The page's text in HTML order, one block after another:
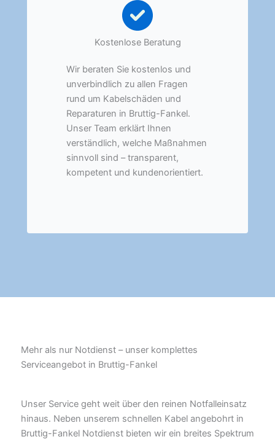
Kostenlose Beratung
Wir beraten Sie kostenlos und
unverbindlich zu allen Fragen
rund um Kabelschäden und
Reparaturen in Bruttig-Fankel.
Unser Team erklärt Ihnen
verständlich, welche Maßnahmen
sinnvoll sind – transparent,
kompetent und kundenorientiert.
Mehr als nur Notdienst – unser komplettes
Serviceangebot in Bruttig-Fankel
Unser Service geht weit über den reinen Notfalleinsatz
hinaus. Neben unserem schnellen Kabel angebohrt in
Bruttig-Fankel Notdienst bieten wir ein breites Spektrum